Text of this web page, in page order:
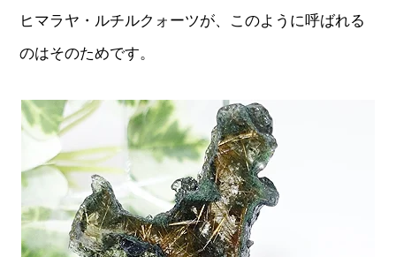
ヒマラヤ・ルチルクォーツが、このように呼ばれる
のはそのためです。